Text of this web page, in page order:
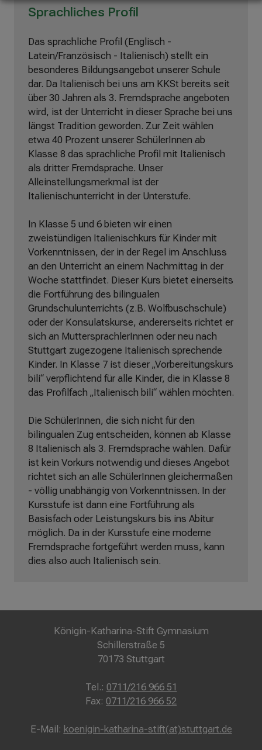
Sprachliches Profil
Das sprachliche Profil (Englisch -
Latein/Französisch - Italienisch) stellt ein
besonderes Bildungsangebot unserer Schule
dar. Da Italienisch bei uns am KKSt bereits seit
über 30 Jahren als 3. Fremdsprache angeboten
wird, ist der Unterricht in dieser Sprache bei uns
längst Tradition geworden. Zur Zeit wählen
etwa 40 Prozent unserer SchülerInnen ab
Klasse 8 das sprachliche Profil mit Italienisch
als dritter Fremdsprache. Unser
Alleinstellungsmerkmal ist der
Italienischunterricht in der Unterstufe.
In Klasse 5 und 6 bieten wir einen
zweistündigen Italienischkurs für Kinder mit
Vorkenntnissen, der in der Regel im Anschluss
an den Unterricht an einem Nachmittag in der
Woche stattfindet. Dieser Kurs bietet einerseits
die Fortführung des bilingualen
Grundschulunterrichts (z.B. Wolfbuschschule)
oder der Konsulatskurse, andererseits richtet er
sich an MuttersprachlerInnen oder neu nach
Stuttgart zugezogene Italienisch sprechende
Kinder. In Klasse 7 ist dieser „Vorbereitungskurs
bili“ verpflichtend für alle Kinder, die in Klasse 8
das Profilfach „Italienisch bili“ wählen möchten.
Die SchülerInnen, die sich nicht für den
bilingualen Zug entscheiden, können ab Klasse
8 Italienisch als 3. Fremdsprache wählen. Dafür
ist kein Vorkurs notwendig und dieses Angebot
richtet sich an alle SchülerInnen gleichermaßen
- völlig unabhängig von Vorkenntnissen. In der
Kursstufe ist dann eine Fortführung als
Basisfach oder Leistungskurs bis ins Abitur
möglich. Da in der Kursstufe eine moderne
Fremdsprache fortgeführt werden muss, kann
dies also auch Italienisch sein.
Königin-Katharina-Stift Gymnasium
Schillerstraße 5
70173 Stuttgart
Tel.: 0711/216 966 51
Fax: 0711/216 966 52
E-Mail: koenigin-katharina-stift(at)stuttgart.de